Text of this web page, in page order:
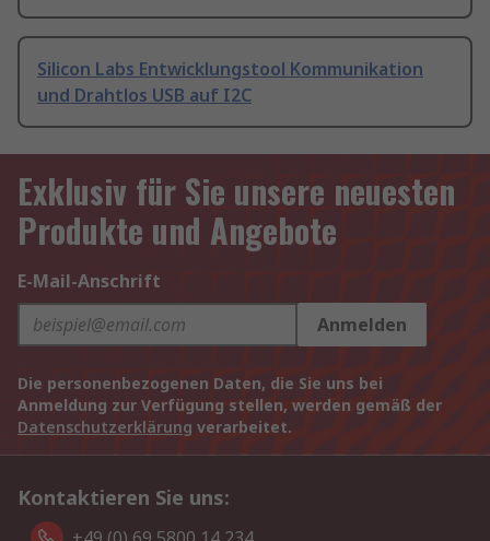
Silicon Labs Entwicklungstool Kommunikation
und Drahtlos USB auf I2C
Exklusiv für Sie unsere neuesten
Produkte und Angebote
E-Mail-Anschrift
Anmelden
Die personenbezogenen Daten, die Sie uns bei
Anmeldung zur Verfügung stellen, werden gemäß der
Datenschutzerklärung verarbeitet.
Kontaktieren Sie uns: